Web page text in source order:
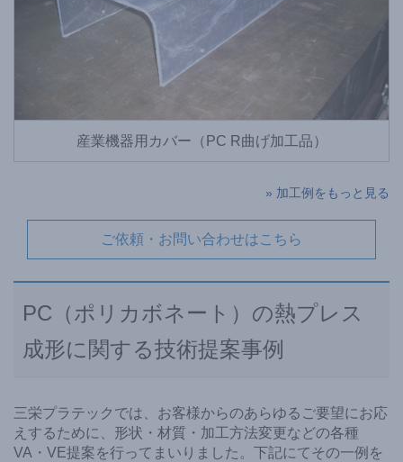
産業機器用カバー（PC R曲げ加工品）
» 加工例をもっと見る
ご依頼・お問い合わせはこちら
PC（ポリカボネート）の熱プレス
成形に関する技術提案事例
三栄プラテックでは、お客様からのあらゆるご要望にお応
えするために、形状・材質・加工方法変更などの各種
VA・VE提案を行ってまいりました。下記にてその一例を